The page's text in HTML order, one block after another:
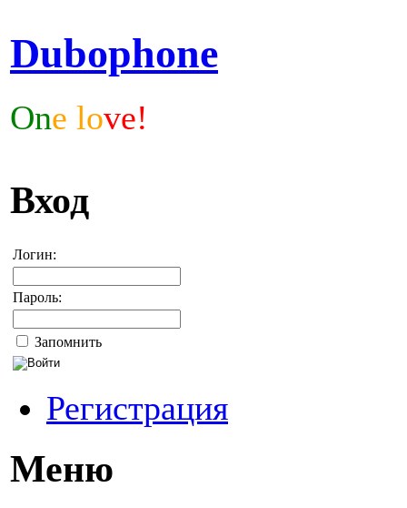
Dubophone
One love!
Вход
Логин:
Пароль:
Запомнить
Регистрация
Меню